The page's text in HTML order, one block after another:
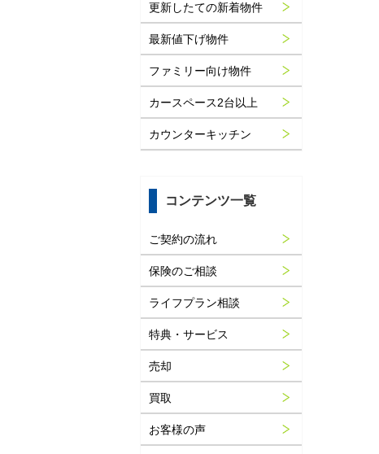
更新したての新着物件
最新値下げ物件
ファミリー向け物件
カースペース2台以上
カウンターキッチン
コンテンツ一覧
ご契約の流れ
保険のご相談
ライフプラン相談
特典・サービス
売却
買取
お客様の声